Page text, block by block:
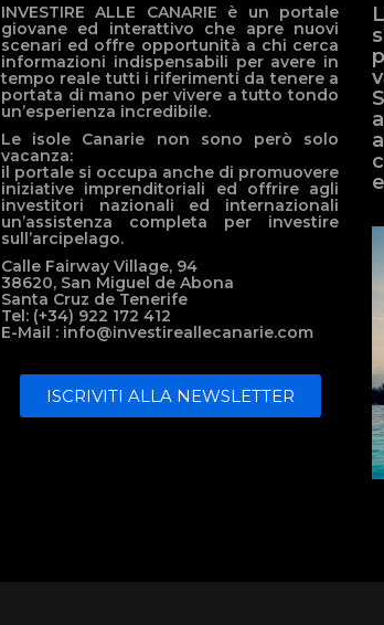
INVESTIRE ALLE CANARIE è un portale
giovane ed interattivo che apre nuovi
scenari ed offre opportunità a chi cerca
informazioni indispensabili per avere in
tempo reale tutti i riferimenti da tenere a
portata di mano per vivere a tutto tondo
un’esperienza incredibile.
Le isole Canarie non sono però solo
vacanza:
il portale si occupa anche di promuovere
iniziative imprenditoriali ed offrire agli
investitori nazionali ed internazionali
un’assistenza completa per investire
sull’arcipelago.
Calle Fairway Village, 94
38620, San Miguel de Abona
Santa Cruz de Tenerife
Tel: (+34) 922 172 412
E-Mail : info@investireallecanarie.com
ISCRIVITI ALLA NEWSLETTER